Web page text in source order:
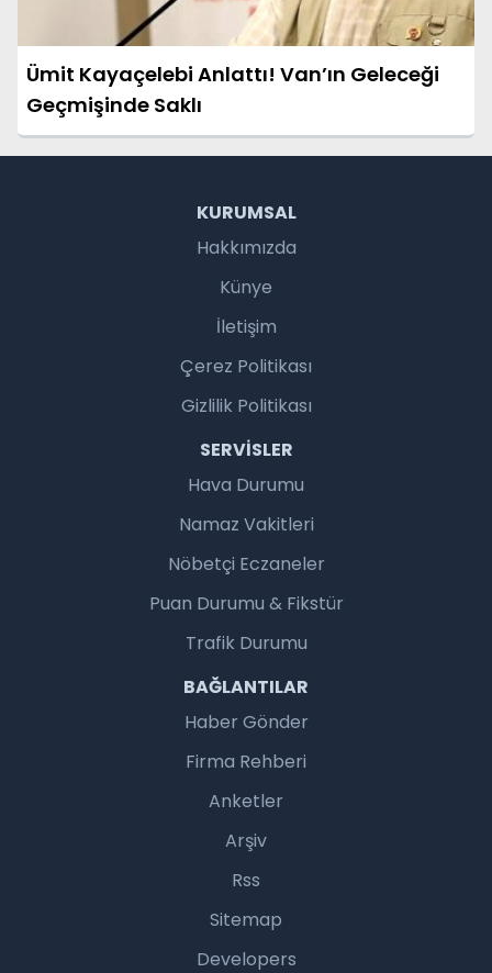
Ümit Kayaçelebi Anlattı! Van’ın Geleceği
Geçmişinde Saklı
KURUMSAL
Hakkımızda
Künye
İletişim
Çerez Politikası
Gizlilik Politikası
SERVISLER
Hava Durumu
Namaz Vakitleri
Nöbetçi Eczaneler
Puan Durumu & Fikstür
Trafik Durumu
BAĞLANTILAR
Haber Gönder
Firma Rehberi
Anketler
Arşiv
Rss
Sitemap
Developers